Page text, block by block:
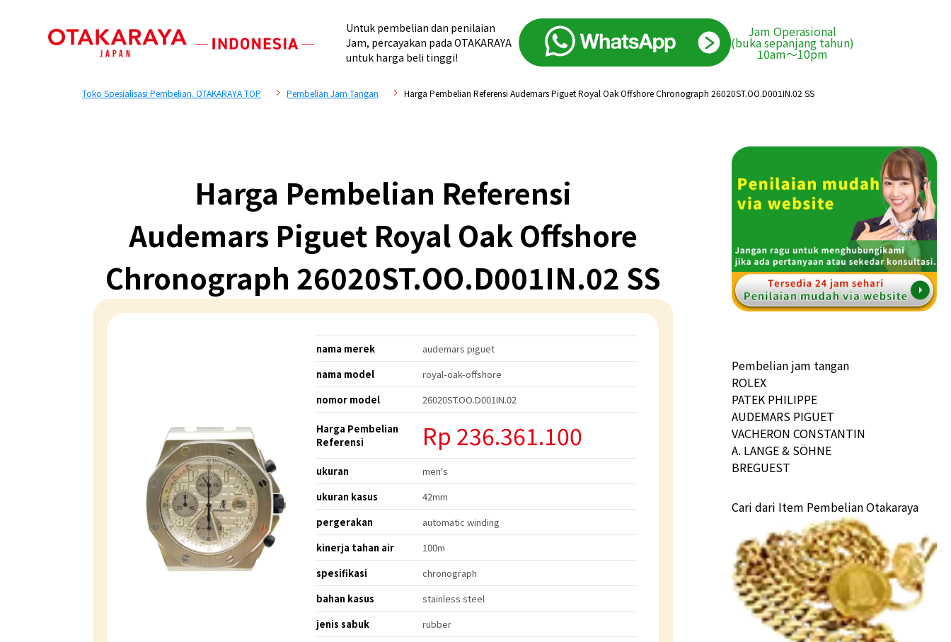
Untuk pembelian dan penilaian
Jam, percayakan pada OTAKARAYA
untuk harga beli tinggi!
Jam Operasional
(buka sepanjang tahun)
10am〜10pm
Toko Spesialisasi Pembelian. OTAKARAYA TOP Pembelian Jam Tangan Harga Pembelian Referensi Audemars Piguet Royal Oak Offshore Chronograph 26020ST.OO.D001IN.02 SS
Harga Pembelian Referensi
Audemars Piguet Royal Oak Offshore
Chronograph 26020ST.OO.D001IN.02 SS
nama merek
audemars piguet
nama model
royal-oak-offshore
nomor model
26020ST.OO.D001IN.02
Harga Pembelian
Referensi
Rp 236.361.100
ukuran
men's
ukuran kasus
42mm
pergerakan
automatic winding
kinerja tahan air
100m
spesifikasi
chronograph
bahan kasus
stainless steel
jenis sabuk
rubber
Pembelian jam tangan
ROLEX
PATEK PHILIPPE
AUDEMARS PIGUET
VACHERON CONSTANTIN
A. LANGE & SÖHNE
BREGUEST
Cari dari Item Pembelian Otakaraya